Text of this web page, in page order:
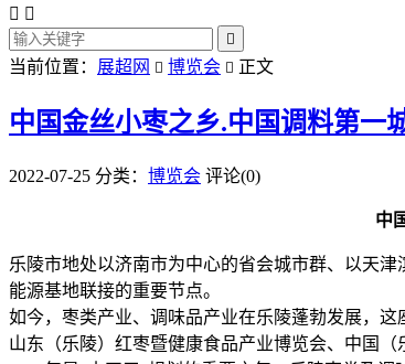
 

当前位置： 展超网  博览会  正文
中国金丝小枣之乡.中国调料第
2022-07-25 分类： 博览会 评论(0)
中
乐陵市地处以济南市为中心的省会城市群、以天
能源基地联接的重要节点。
如今，枣类产业、调味品产业在乐陵蓬勃发展，
山东（乐陵）红枣暨健康食品产业博览会、中国